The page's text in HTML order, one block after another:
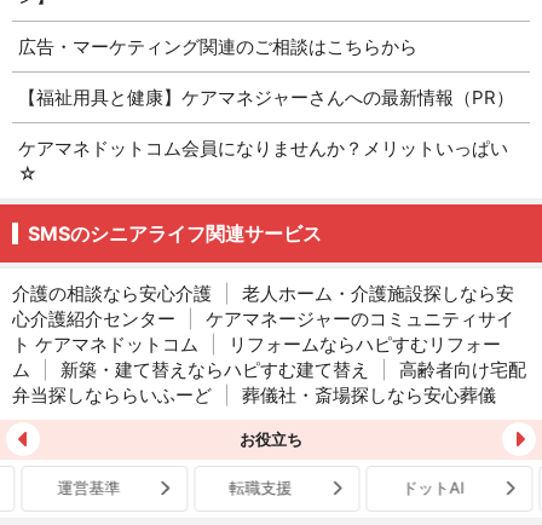
広告・マーケティング関連のご相談はこちらから
【福祉用具と健康】ケアマネジャーさんへの最新情報（PR）
ケアマネドットコム会員になりませんか？メリットいっぱい
☆
SMSのシニアライフ関連サービス
介護の相談なら安心介護
老人ホーム・介護施設探しなら安
心介護紹介センター
ケアマネージャーのコミュニティサイ
ト ケアマネドットコム
リフォームならハピすむリフォー
ム
新築・建て替えならハピすむ建て替え
高齢者向け宅配
弁当探しなららいふーど
葬儀社・斎場探しなら安心葬儀
お役立ち
運営基準 転職支援 ドットAI